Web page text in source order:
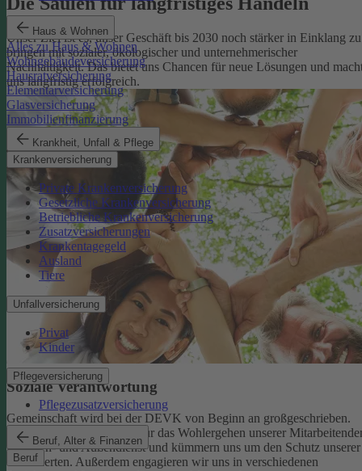
Haus & Wohnen
Alles zu Haus & Wohnen
Wohngebäudeversicherung
Hausratversicherung
Elementarversicherung
Glasversicherung
Immobilienfinanzierung
Krankheit, Unfall & Pflege
Krankenversicherung
Private Krankenversicherung
Gesetzliche Krankenversicherung
Betriebliche Krankenversicherung
Zusatzversicherungen
Krankentagegeld
Ausland
Tiere
Unfallversicherung
Privat
Kinder
Pflegeversicherung
Pflegezusatzversicherung
Beruf, Alter & Finanzen
Beruf
Unser Ziel ist es, unser Geschäft bis 2030 noch stärker in Einklang zu
bringen mit sozialer, ökologischer und unternehmerischer
Nachhaltigkeit. Das bietet uns Chancen für neue Lösungen und
uns langfristig erfolgreich.
Soziale Verantwortung
Gemeinschaft wird bei der DEVK von Beginn an großgeschrieben.
Deshalb tragen wir Sorge für das Wohlergehen unserer
im Innen- und Außendienst und kümmern uns um den Schutz unserer
Versicherten. Außerdem engagieren wir uns in verschiedenen